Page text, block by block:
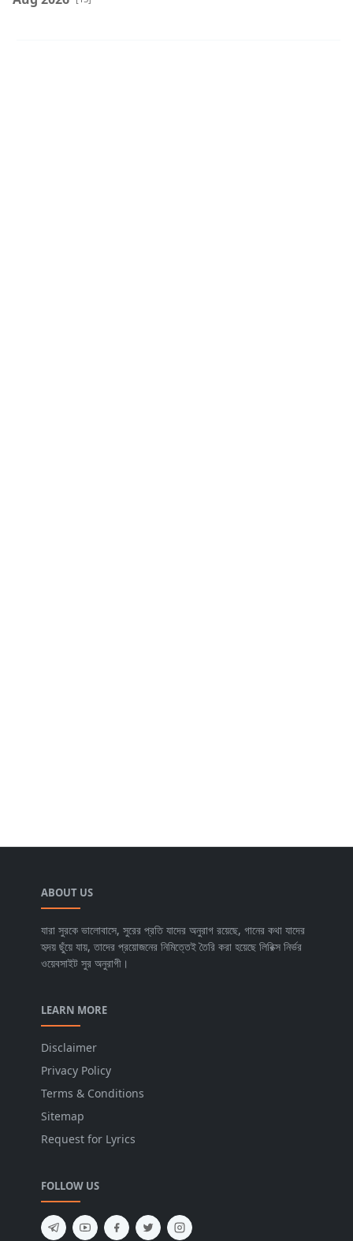
ABOUT US
যারা সুরকে ভালোবাসে, সুরের প্রতি যাদের অনুরাগ রয়েছে, গানের কথা যাদের
হৃদয় ছুঁয়ে যায়, তাদের প্রয়োজনের নিমিত্তেই তৈরি করা হয়েছে লিরিক্স নির্ভর
ওয়েবসাইট সুর অনুরাগী।
LEARN MORE
Disclaimer
Privacy Policy
Terms & Conditions
Sitemap
Request for Lyrics
FOLLOW US